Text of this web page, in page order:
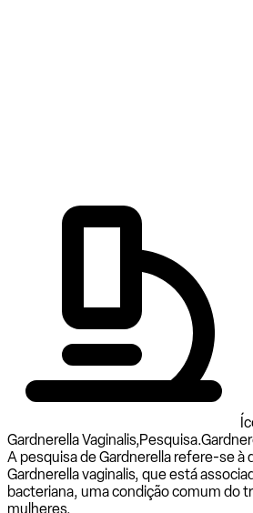
Gardnerella Vaginalis,Pesquisa.
A pesquisa de Gardnerella refere-se à
Gardnerella vaginalis, que está
bacteriana, uma condição comum do
mulheres.